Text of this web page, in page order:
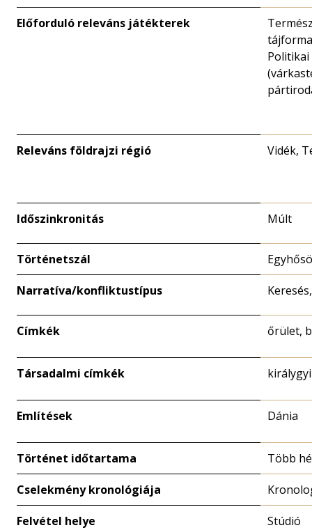
Előforduló releváns játékterek
Releváns földrajzi régió Vidék,
Időszinkronitás Múlt
Történetszál
Narratíva/konfliktustípus
Címkék őrület,
Társadalmi címkék
Említések Dánia
Történet időtartama Több
Cselekmény kronológiája
Felvétel helye Stúdió